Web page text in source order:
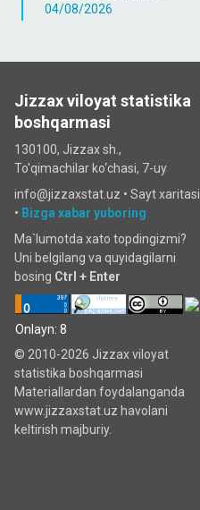
04/08/2026
Jizzax viloyat statistika
boshqarmasi
130100, Jizzax sh.,
To'qimachilar ko‘chаsi, 7-uy
info@jizzaxstat.uz • Sayt xaritasi
• Bizga xabar yuboring
Ma`lumotda xato topdingizmi?
Uni belgilang va quyidagilarni
bosing Ctrl + Enter
Onlayn: 8
© 2010-2026 Jizzax viloyat
statistika boshqarmasi
Materiallardan foydalanganda
www.jizzaxstat.uz havolani
keltirish majburiy.